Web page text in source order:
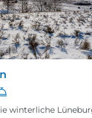
winterliche